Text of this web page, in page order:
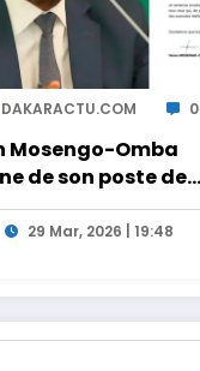
DAKARACTU.COM 0
Mosengo-Omba
de son poste de
29 Mar, 2026 | 19:48